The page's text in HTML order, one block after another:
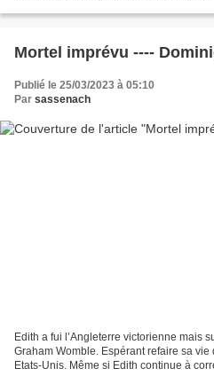
Mortel imprévu ----
Publié le 25/03/2023 à 05:10
Par sassenach
Edith a fui l’Angleterre victorienne mais
Graham Womble. Espérant refaire sa
Etats-Unis. Même si Edith continue à